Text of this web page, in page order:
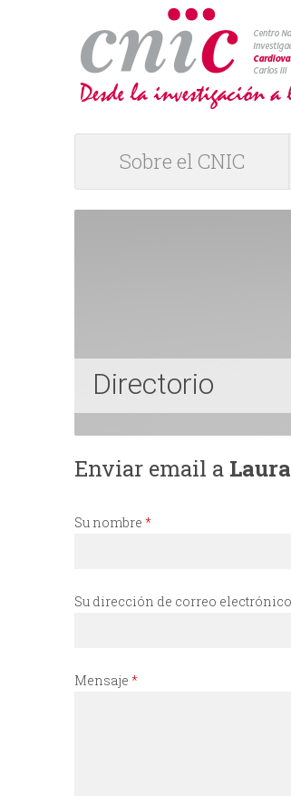
e
P
I
N
C
P
Sobre el CNIC
Directorio
Enviar email a
Su nombre *
Su dirección de correo electrónico
Mensaje *